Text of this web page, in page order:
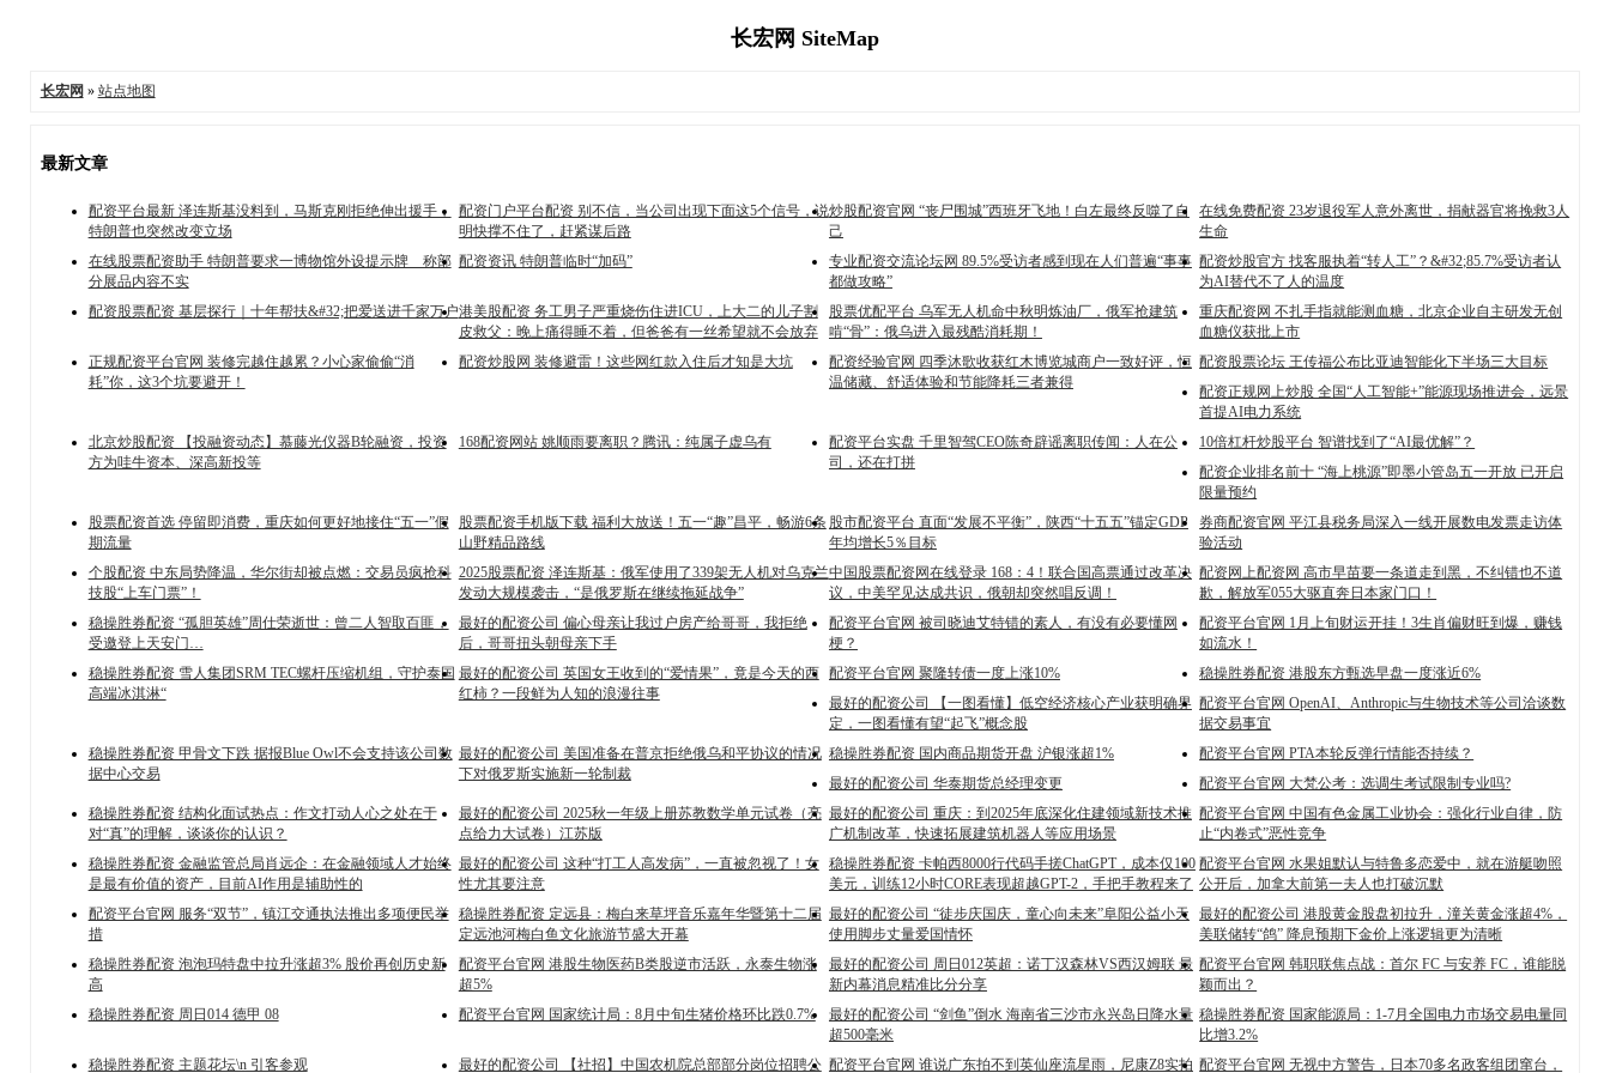
长宏网 SiteMap
长宏网 » 站点地图
最新文章
配资平台最新 泽连斯基没料到，马斯克刚拒绝伸出援手，
特朗普也突然改变立场
配资门户平台配资 别不信，当公司出现下面这5个信号，说
明快撑不住了，赶紧谋后路
炒股配资官网 “丧尸围城”西班牙飞地！白左最终反噬了自
己
在线免费配资 23岁退役军人意外离世，捐献器官将挽救3人
生命
在线股票配资助手 特朗普要求一博物馆外设提示牌 称部
分展品内容不实
配资资讯 特朗普临时“加码”
专业配资交流论坛网 89.5%受访者感到现在人们普遍“事事
都做攻略”
配资炒股官方 找客服执着“转人工”？&#32;85.7%受访者认
为AI替代不了人的温度
配资股票配资 基层探行｜十年帮扶&#32;把爱送进千家万户港美股配资 务工男子严重烧伤住进ICU，上大二的儿子割
皮救父：晚上痛得睡不着，但爸爸有一丝希望就不会放弃
股票优配平台 乌军无人机命中秋明炼油厂，俄军抢建筑
啃“骨”：俄乌进入最残酷消耗期！
重庆配资网 不扎手指就能测血糖，北京企业自主研发无创
血糖仪获批上市
正规配资平台官网 装修完越住越累？小心家偷偷“消
耗”你，这3个坑要避开！
配资炒股网 装修避雷！这些网红款入住后才知是大坑
配资经验官网 四季沐歌收获红木博览城商户一致好评，恒
温储藏、舒适体验和节能降耗三者兼得
配资股票论坛 王传福公布比亚迪智能化下半场三大目标
配资正规网上炒股 全国“人工智能+”能源现场推进会，远景
首提AI电力系统
北京炒股配资 【投融资动态】慕藤光仪器B轮融资，投资
方为哇牛资本、深高新投等
168配资网站 姚顺雨要离职？腾讯：纯属子虚乌有
配资平台实盘 千里智驾CEO陈奇辟谣离职传闻：人在公
司，还在打拼
10倍杠杆炒股平台 智谱找到了“AI最优解”？
配资企业排名前十 “海上桃源”即墨小管岛五一开放 已开启
限量预约
股票配资首选 停留即消费，重庆如何更好地接住“五一”假
期流量
股票配资手机版下载 福利大放送！五一“趣”昌平，畅游6条
山野精品路线
股市配资平台 直面“发展不平衡”，陕西“十五五”锚定GDP
年均增长5％目标
券商配资官网 平江县税务局深入一线开展数电发票走访体
验活动
个股配资 中东局势降温，华尔街却被点燃：交易员疯抢科
技股“上车门票”！
2025股票配资 泽连斯基：俄军使用了339架无人机对乌克兰
发动大规模袭击，“是俄罗斯在继续拖延战争”
中国股票配资网在线登录 168：4！联合国高票通过改革决
议，中美罕见达成共识，俄朝却突然唱反调！
配资网上配资网 高市早苗要一条道走到黑，不纠错也不道
歉，解放军055大驱直奔日本家门口！
稳操胜券配资 “孤胆英雄”周仕荣逝世：曾二人智取百匪，
受邀登上天安门…
最好的配资公司 偏心母亲让我过户房产给哥哥，我拒绝
后，哥哥扭头朝母亲下手
配资平台官网 被司晓迪艾特错的素人，有没有必要懂网
梗？
配资平台官网 1月上旬财运开挂！3生肖偏财旺到爆，赚钱
如流水！
稳操胜券配资 雪人集团SRM TEC螺杆压缩机组，守护泰国
高端冰淇淋“
最好的配资公司 英国女王收到的“爱情果”，竟是今天的西
红柿？一段鲜为人知的浪漫往事
配资平台官网 聚隆转债一度上涨10%
稳操胜券配资 港股东方甄选早盘一度涨近6%
最好的配资公司 【一图看懂】低空经济核心产业获明确界
定，一图看懂有望“起飞”概念股
配资平台官网 OpenAI、Anthropic与生物技术等公司洽谈数
据交易事宜
稳操胜券配资 甲骨文下跌 据报Blue Owl不会支持该公司数
据中心交易
最好的配资公司 美国准备在普京拒绝俄乌和平协议的情况
下对俄罗斯实施新一轮制裁
稳操胜券配资 国内商品期货开盘 沪银涨超1%
配资平台官网 PTA本轮反弹行情能否持续？
最好的配资公司 华泰期货总经理变更
配资平台官网 大梵公考：选调生考试限制专业吗?
稳操胜券配资 结构化面试热点：作文打动人心之处在于
对“真”的理解，谈谈你的认识？
最好的配资公司 2025秋一年级上册苏教数学单元试卷（亮
点给力大试卷）江苏版
最好的配资公司 重庆：到2025年底深化住建领域新技术推
广机制改革，快速拓展建筑机器人等应用场景
配资平台官网 中国有色金属工业协会：强化行业自律，防
止“内卷式”恶性竞争
稳操胜券配资 金融监管总局肖远企：在金融领域人才始终
是最有价值的资产，目前AI作用是辅助性的
最好的配资公司 这种“打工人高发病”，一直被忽视了！女
性尤其要注意
稳操胜券配资 卡帕西8000行代码手搓ChatGPT，成本仅100
美元，训练12小时CORE表现超越GPT-2，手把手教程来了
配资平台官网 水果姐默认与特鲁多恋爱中，就在游艇吻照
公开后，加拿大前第一夫人也打破沉默
配资平台官网 服务“双节”，镇江交通执法推出多项便民举
措
稳操胜券配资 定远县：梅白来草坪音乐嘉年华暨第十二届
定远池河梅白鱼文化旅游节盛大开幕
最好的配资公司 “徒步庆国庆，童心向未来”阜阳公益小天
使用脚步丈量爱国情怀
最好的配资公司 港股黄金股盘初拉升，潼关黄金涨超4%，
美联储转“鸽” 降息预期下金价上涨逻辑更为清晰
稳操胜券配资 泡泡玛特盘中拉升涨超3% 股价再创历史新
高
配资平台官网 港股生物医药B类股逆市活跃，永泰生物涨
超5%
最好的配资公司 周日012英超：诺丁汉森林VS西汉姆联 最
新内幕消息精准比分分享
配资平台官网 韩职联焦点战：首尔 FC 与安养 FC，谁能脱
颖而出？
稳操胜券配资 周日014 德甲 08
配资平台官网 国家统计局：8月中旬生猪价格环比跌0.7%
最好的配资公司 “剑鱼”倒水 海南省三沙市永兴岛日降水量
超500毫米
稳操胜券配资 国家能源局：1-7月全国电力市场交易电量同
比增3.2%
稳操胜券配资 主题花坛\n 引客参观
最好的配资公司 【社招】中国农机院总部部分岗位招聘公 配资平台官网 谁说广东拍不到英仙座流星雨，尼康Z8实拍 配资平台官网 无视中方警告，日本70多名政客组团窜台，